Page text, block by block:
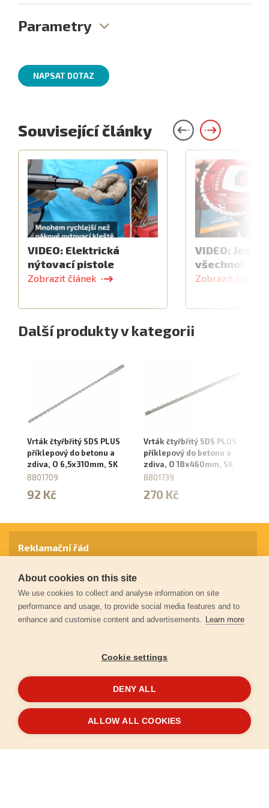
Parametry
NAPSAT DOTAZ
Související články
VIDEO: Elektrická
nýtovací pistole
Zobrazit článek
VIDEO:
všechno!
Zobrazit článek
Další produkty v kategorii
Vrták čtyřbřitý SDS PLUS
příklepový do betonu a
zdiva, O 6,5x310mm, SK
8801709
92 Kč
Vrták čtyřbřitý SDS PLUS
příklepový do betonu a
zdiva, O 18x460mm, SK
8801739
270 Kč
© 2026Extol.cz- Všechna práva vyhrazena
Reklamační řád
Záruční podmínky
Ochrana osobních údajů
VytvořiloFEO
About cookies on this site
We use cookies to collect and analyse information on site
performance and usage, to provide social media features and to
enhance and customise content and advertisements. Learn more
Cookie settings
DENY ALL
ALLOW ALL COOKIES